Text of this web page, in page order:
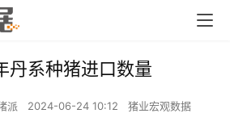
系种猪进口数量
派 2024-06-24 10:12 猪业宏观数据